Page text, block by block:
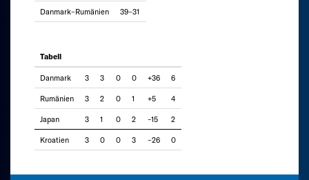
Danmark–Rumänien 39–31
Tabell
Danmark 3 3 0 0 +36 6
Rumänien 3 2 0 1 +5 4
Japan 3 1 0 2 –15 2
Kroatien 3 0 0 3 –26 0